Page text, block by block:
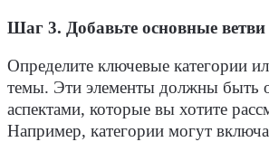
Шаг 3. Добавьте основные ветви
Определите ключевые категории
темы. Эти элементы должны быть
аспектами, которые вы хотите
Например, категории могут